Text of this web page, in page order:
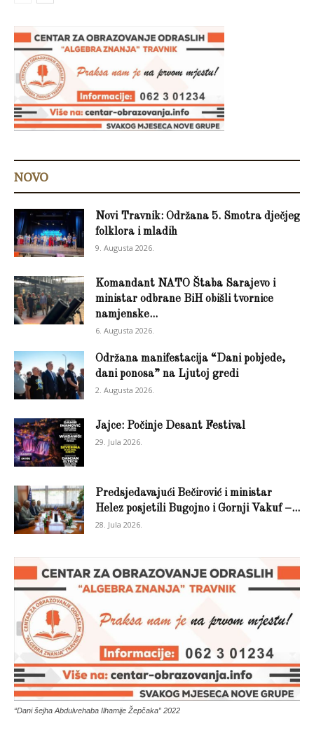
NOVO
Novi Travnik: Održana 5. Smotra dječjeg
folklora i mladih
9. Augusta 2026.
Komandant NATO Štaba Sarajevo i
ministar odbrane BiH obišli tvornice
namjenske...
6. Augusta 2026.
Održana manifestacija “Dani pobjede,
dani ponosa” na Ljutoj gredi
2. Augusta 2026.
Jajce: Počinje Desant Festival
29. Jula 2026.
Predsjedavajući Bečirović i ministar
Helez posjetili Bugojno i Gornji Vakuf –...
28. Jula 2026.
“Dani šejha Abdulvehaba Ilhamije Žepčaka” 2022